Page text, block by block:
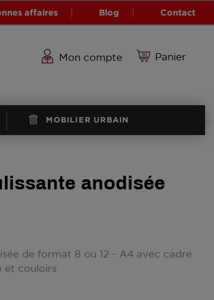
affaires Blog Contact
Panier
Mon compte
MOBILIER URBAIN
anodisée
de format 8 ou 12 - A4 avec cadre
et couloirs